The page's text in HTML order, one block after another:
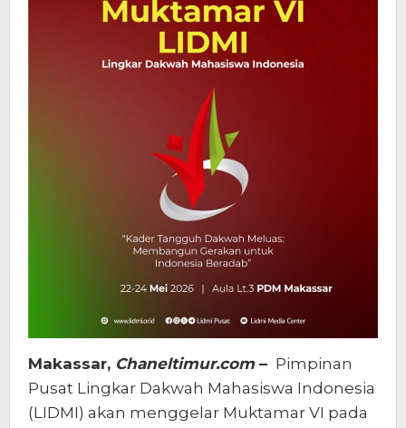
Makassar, Chaneltimur.com– Pimpinan
Pusat Lingkar Dakwah Mahasiswa Indonesia
(LIDMI) akan menggelar Muktamar VI pada